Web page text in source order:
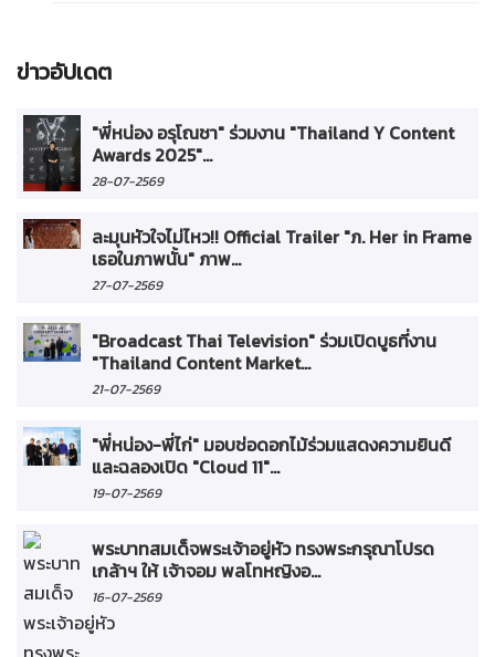
ข่าวอัปเดต
"พี่หน่อง อรุโณชา" ร่วมงาน "Thailand Y Content
Awards 2025"...
28-07-2569
ละมุนหัวใจไม่ไหว!! Official Trailer "ภ. Her in Frame
เธอในภาพนั้น" ภาพ...
27-07-2569
"Broadcast Thai Television" ร่วมเปิดบูธที่งาน
"Thailand Content Market...
21-07-2569
"พี่หน่อง-พี่ไก่" มอบช่อดอกไม้ร่วมแสดงความยินดี
และฉลองเปิด "Cloud 11"...
19-07-2569
พระบาทสมเด็จพระเจ้าอยู่หัว ทรงพระกรุณาโปรด
เกล้าฯ ให้ เจ้าจอม พลโทหญิงอ...
16-07-2569